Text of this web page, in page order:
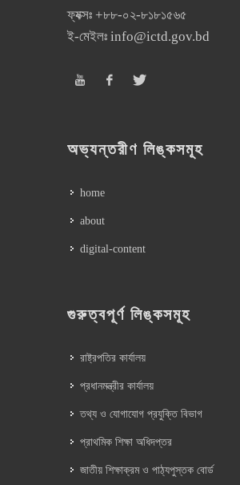
ফ্যক্সঃ +৮৮-০২-৮১৮১৫৬৫
ই-মেইলঃ info@ictd.gov.bd
অভ্যন্তরীণ লিঙ্কসমূহ
home
about
digital-content
গুরুত্বপূর্ণ লিঙ্কসমূহ
রাষ্ট্রপতির কার্যালয়
প্রধানমন্ত্রীর কার্যালয়
তথ্য ও যোগাযোগ প্রযুক্তি বিভাগ
প্রাথমিক শিক্ষা অধিদপ্তর
জাতীয় শিক্ষাক্রম ও পাঠ্যপুস্তক বোর্ড